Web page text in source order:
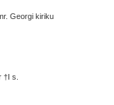
Georgi kiriku
s.